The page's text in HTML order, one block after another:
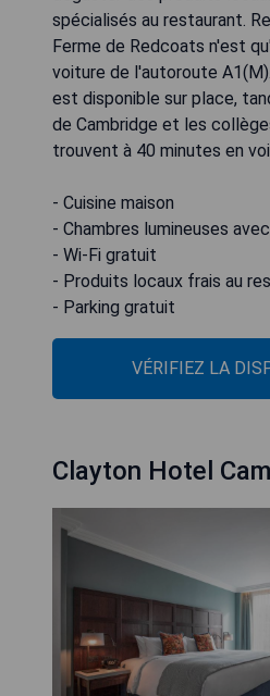
spécialisés au restaurant.
Ferme de Redcoats n'est
voiture de l'autoroute
est disponible sur place,
de Cambridge et les
trouvent à 40 minutes en
- Cuisine maison
- Chambres lumineuses
- Wi-Fi gratuit
- Produits locaux frais au
- Parking gratuit
VÉRIFIEZ LA
Clayton Hotel